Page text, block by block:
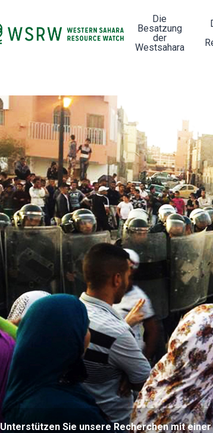
Die
Besatzung
der
Westsahara
Unterstützen Sie unsere Recherchen mit einer